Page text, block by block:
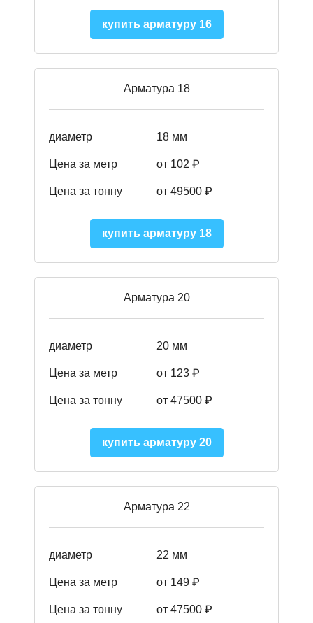
купить арматуру 16
Арматура 18
диаметр 18 мм
Цена за метр от 102 ₽
Цена за тонну от 49500 ₽
купить арматуру 18
Арматура 20
диаметр 20 мм
Цена за метр от 123 ₽
Цена за тонну от 47500 ₽
купить арматуру 20
Арматура 22
диаметр 22 мм
Цена за метр от 149 ₽
Цена за тонну от 47500 ₽